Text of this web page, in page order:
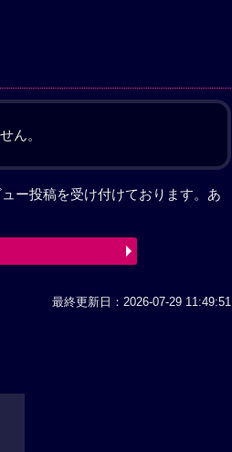
ん。
ー投稿を受け付けております。あ
最終更新日：2026-07-29 11:49:51